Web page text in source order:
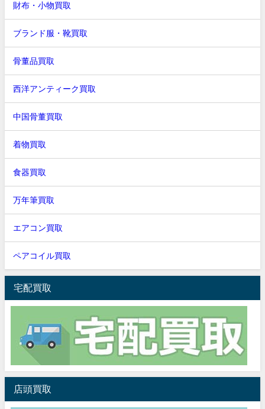
財布・小物買取
ブランド服・靴買取
骨董品買取
西洋アンティーク買取
中国骨董買取
着物買取
食器買取
万年筆買取
エアコン買取
ペアコイル買取
宅配買取
店頭買取